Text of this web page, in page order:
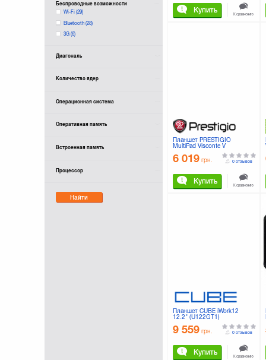
Pixus
(1)
Беспроводные возможности
Wi-Fi(29)
Bluetooth(28)
3G(6)
Диагональ
Количество ядер
Операционная система
Оперативная память
Встроенная память
Процессор
Найти
Купить
К сравнению
Планшет PRESTIGIO
MultiPad Visconte V
(PMP1012TE3GRD)
6 019 грн.
Купить
0 отзывов
К сравнению
Планшет CUBE iWork12
12.2" (U122GT1)
9 559 грн.
Купить
0 отзывов
К сравнению